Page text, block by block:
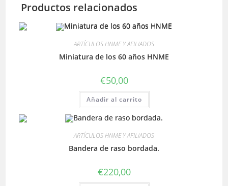
Productos relacionados
ARTÍCULOS HNME Y AFILIADOS
Miniatura de los 60 años HNME
€50,00
Añadir al carrito
ARTÍCULOS HNME Y AFILIADOS
Bandera de raso bordada.
€220,00